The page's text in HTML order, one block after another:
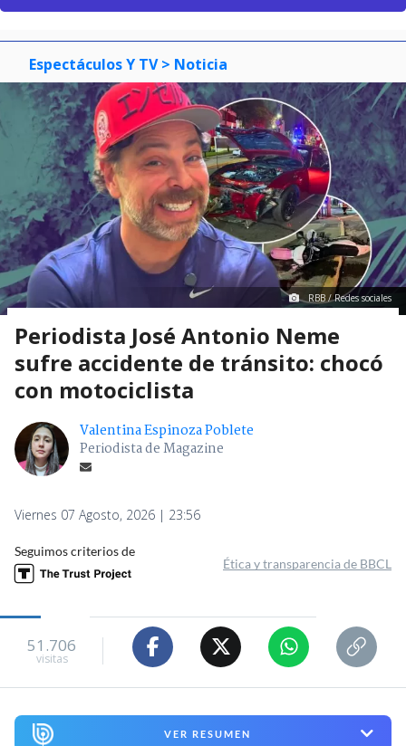
Espectáculos Y TV > Noticia
RBB / Redes sociales
Periodista José Antonio Neme
sufre accidente de tránsito: chocó
con motociclista
Valentina Espinoza Poblete
Periodista de Magazine
Viernes 07 Agosto, 2026 | 23:56
Seguimos criterios de
Ética y transparencia de BBCL
51.706
visitas
VER RESUMEN